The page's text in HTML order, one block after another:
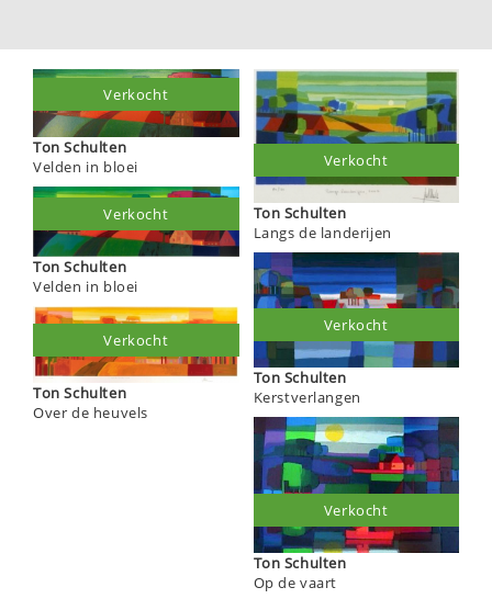
Ton Schulten
Velden in bloei
Verkocht
Ton Schulten
Velden in bloei
Verkocht
Ton Schulten
Over de heuvels
Verkocht
Ton Schulten
Langs de landerijen
Verkocht
Ton Schulten
Kerstverlangen
Verkocht
Ton Schulten
Op de vaart
Verkocht